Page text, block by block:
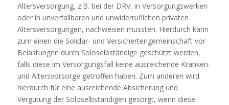
Altersversorgung, z.B. bei der DRV, in Versorgungswerken
oder in unverfallbaren und unwiderruflichen privaten
Altersversorgungen, nachweisen müssten. Hierdurch kann
zum einen die Solidar- und Versichertengemeinschaft vor
Belastungen durch Soloselbständige geschützt werden,
falls diese im Versorgungsfall keine ausreichende Kranken-
und Altersvorsorge getroffen haben. Zum anderen wird
hierdurch für eine ausreichende Absicherung und
Vergütung der Soloselbständigen gesorgt, wenn diese